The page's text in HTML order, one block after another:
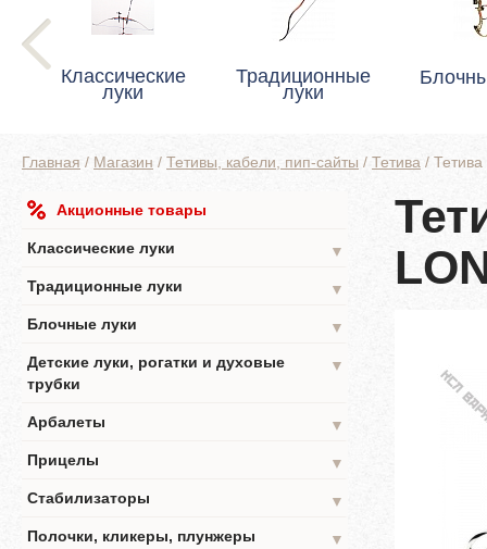
Классические
луки
Традиционные
луки
Главная / Магазин / Тетивы, кабели, пип-сайты / Тетива /
Акционные товары
Классические луки
▼
Традиционные луки
▼
Блочные луки
▼
Детские луки, рогатки и духовые
трубки
▼
Арбалеты
▼
Прицелы
▼
Стабилизаторы
▼
Полочки, кликеры, плунжеры
▼